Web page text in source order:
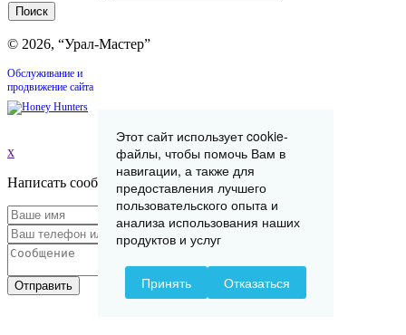
© 2026, “Урал-Мастер”
Обслуживание и
продвижение сайта
x
Написать сообщение
Отправить
Этот сайт использует cookie-
файлы, чтобы помочь Вам в
навигации, а также для
предоставления лучшего
пользовательского опыта и
анализа использования наших
продуктов и услуг
Принять Отказаться